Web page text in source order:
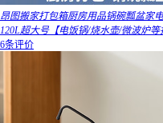
昂图搬家打包箱厨房用品锅碗瓢盆家
120L超大号【电饭锅/烧水壶/微波炉等
6条评价